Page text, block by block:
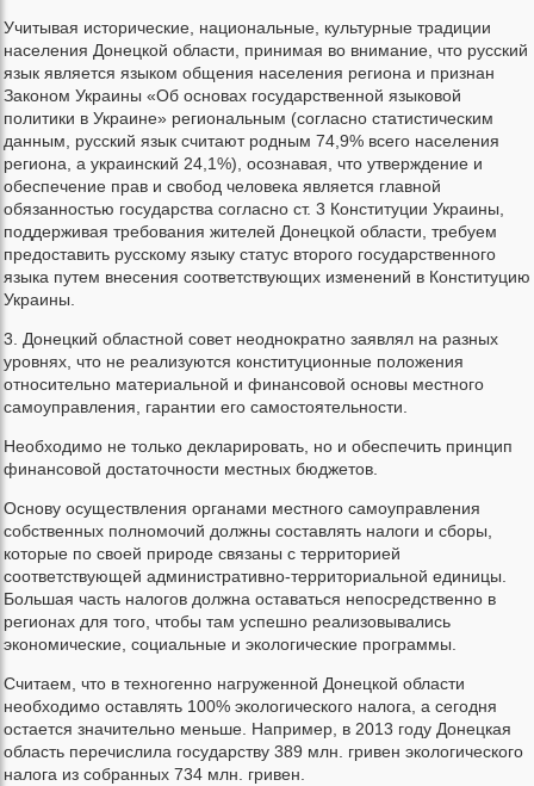
Учитывая исторические, национальные, культурные традиции
населения Донецкой области, принимая во внимание, что русский
язык является языком общения населения региона и признан
Законом Украины «Об основах государственной языковой
политики в Украине» региональным (согласно статистическим
данным, русский язык считают родным 74,9% всего населения
региона, а украинский 24,1%), осознавая, что утверждение и
обеспечение прав и свобод человека является главной
обязанностью государства согласно ст. 3 Конституции Украины,
поддерживая требования жителей Донецкой области, требуем
предоставить русскому языку статус второго государственного
языка путем внесения соответствующих изменений в Конституцию
Украины.
3. Донецкий областной совет неоднократно заявлял на разных
уровнях, что не реализуются конституционные положения
относительно материальной и финансовой основы местного
самоуправления, гарантии его самостоятельности.
Необходимо не только декларировать, но и обеспечить принцип
финансовой достаточности местных бюджетов.
Основу осуществления органами местного самоуправления
собственных полномочий должны составлять налоги и сборы,
которые по своей природе связаны с территорией
соответствующей административно-территориальной единицы.
Большая часть налогов должна оставаться непосредственно в
регионах для того, чтобы там успешно реализовывались
экономические, социальные и экологические программы.
Считаем, что в техногенно нагруженной Донецкой области
необходимо оставлять 100% экологического налога, а сегодня
остается значительно меньше. Например, в 2013 году Донецкая
область перечислила государству 389 млн. гривен экологического
налога из собранных 734 млн. гривен.